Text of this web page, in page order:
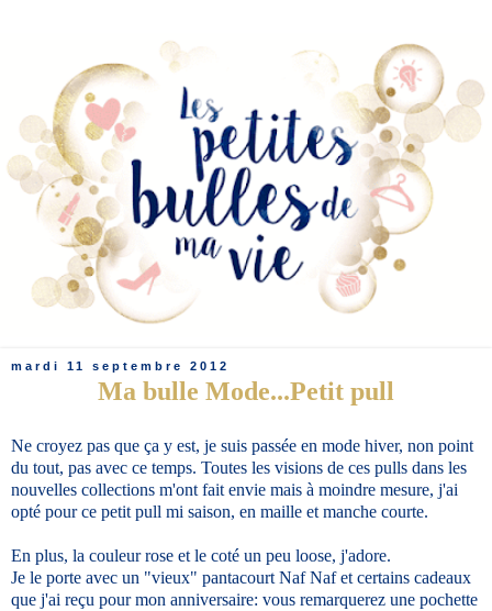
mardi 11 septembre 2012
Ma bulle Mode...Petit pull
Ne croyez pas que ça y est, je suis passée en mode hiver, non point
du tout, pas avec ce temps. Toutes les visions de ces pulls dans les
nouvelles collections m'ont fait envie mais à moindre mesure, j'ai
opté pour ce petit pull mi saison, en maille et manche courte.
En plus, la couleur rose et le coté un peu loose, j'adore.
Je le porte avec un "vieux" pantacourt Naf Naf et certains cadeaux
que j'ai reçu pour mon anniversaire: vous remarquerez une pochette